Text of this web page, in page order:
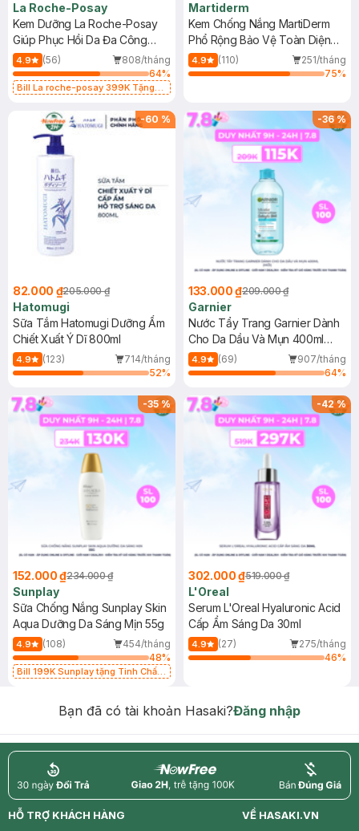
La Roche-Posay
Kem Dưỡng La Roche-Posay
Giúp Phục Hồi Da Đa Công
Dụng 40ml
4.9 (56)
808/tháng
64%
Bill La roche-posay 399K Tặng
(SL có hạn)
Martiderm
Kem Chống Nắng MartiDerm
Phổ Rộng Bảo Vệ Toàn Diện
40ml
4.9 (110)
251/tháng
75%
-60 %
82.000 ₫205.000 ₫
Hatomugi
Sữa Tắm Hatomugi Dưỡng Ẩm
Chiết Xuất Ý Dĩ 800ml
4.9 (123)
714/tháng
52%
-36%
133.000 ₫209.000 ₫
Garnier
Nước Tẩy Trang Garnier Dành
Cho Da Dầu Và Mụn 400ml
(Mới)
4.9 (69)
907/tháng
64%
-35%
152.000 ₫234.000 ₫
Sunplay
Sữa Chống Nắng Sunplay Skin
Aqua Dưỡng Da Sáng Mịn 55g
4.9 (108)
454/tháng
48%
Bill 199K Sunplay tặng Tinh Chất
-42%
302.000 ₫519.000 ₫
L'Oreal
Serum L'Oreal Hyaluronic Acid
Cấp Ẩm Sáng Da 30ml
4.9 (27)
275/tháng
46%
Bạn đã có tài khoản Hasaki?Đăng nhập
return nowfree price
HỖ TRỢ KHÁCH HÀNG
VỀ HASAKI.VN